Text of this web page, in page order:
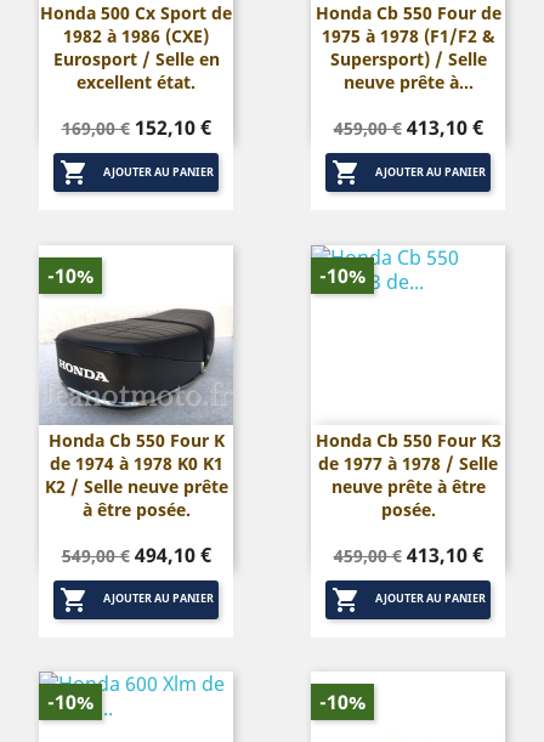
Honda 500 Cx Sport de
1982 à 1986 (CXE)
Eurosport / Selle en
excellent état.
Prix
de
base
169,00 € Prix
152,10 €
 AJOUTER AU PANIER
Honda Cb 550 Four de
1975 à 1978 (F1/F2 &
Supersport) / Selle
neuve prête à...
Prix
de
base
459,00 € Prix
413,10 €
 AJOUTER AU PANIER
Honda Cb 550 Four K
de 1974 à 1978 K0 K1
K2 / Selle neuve prête
à être posée.
Prix
de
base
549,00 € Prix
494,10 €
 AJOUTER AU PANIER
-10%
Honda Cb 550 Four K3
de 1977 à 1978 / Selle
neuve prête à être
posée.
Prix
de
base
459,00 € Prix
413,10 €
 AJOUTER AU PANIER
-10%
-10% -10%